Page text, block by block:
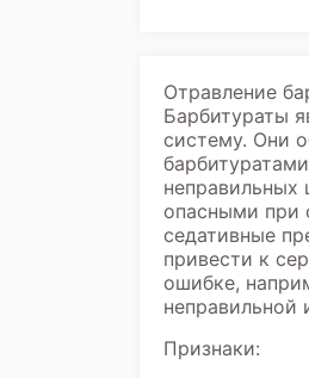
Отравление
Барбитураты
систему. Они
неправильных
опасными при
седативные
привести к
ошибке,
неправильной
Признаки: